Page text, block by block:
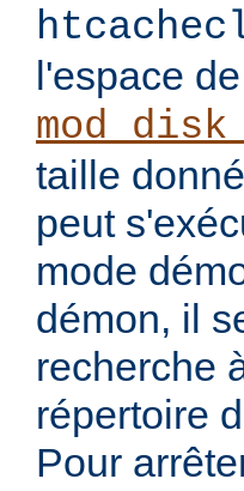
l'espace
taille
peut
mode
démon, il
recherche
répertoire
Pour